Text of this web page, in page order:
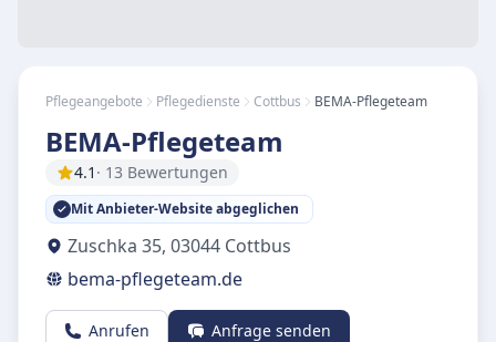
Pflegeangebote Pflegedienste Cottbus BEMA-Pflegeteam
BEMA-Pflegeteam
4.1 · 13 Bewertungen
Mit Anbieter-Website abgeglichen
Zuschka 35, 03044 Cottbus
bema-pflegeteam.de
Anrufen Anfrage senden